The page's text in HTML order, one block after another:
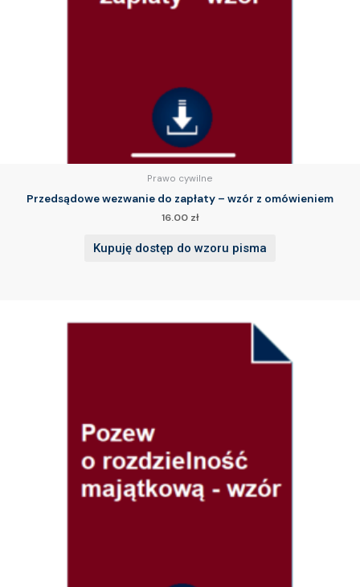
Prawo cywilne
Przedsądowe wezwanie do zapłaty – wzór z omówieniem
16.00 zł
Kupuję dostęp do wzoru pisma